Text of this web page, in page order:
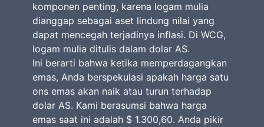
komponen penting, karena logam mulia
dianggap sebagai aset lindung nilai yang
dapat mencegah terjadinya inflasi. Di WCG,
logam mulia ditulis dalam dolar AS.
Ini berarti bahwa ketika memperdagangkan
emas, Anda berspekulasi apakah harga satu
ons emas akan naik atau turun terhadap
dolar AS. Kami berasumsi bahwa harga
emas saat ini adalah $ 1.300,60. Anda pikir